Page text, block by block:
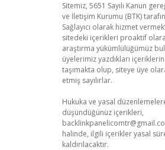
Sitemiz, 5651 Sayılı Kanun
ve İletişim Kurumu (BTK)
Sağlayıcı olarak hizmet
sitedeki içerikleri proaktif
araştırma yükümlülüğümüz
üyelerimiz yazdıkları
taşımakta olup, siteye üye
etmiş sayılırlar.
Hukuka ve yasal
düşündüğünüz içerikleri,
halinde, ilgili içerikler yasal
kaldırılacaktır.